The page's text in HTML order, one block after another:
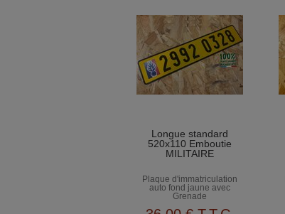
Longue standard
520x110 Emboutie
MILITAIRE
Plaque d'immatriculation
auto fond jaune avec
Grenade